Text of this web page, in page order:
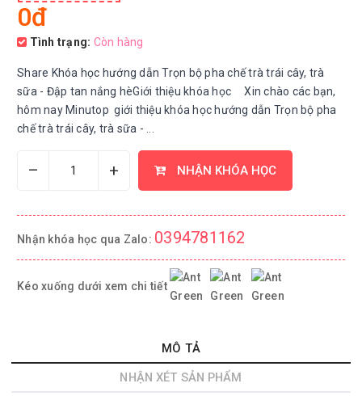
0đ
Tình trạng: Còn hàng
Share Khóa học hướng dẫn Trọn bộ pha chế trà trái cây, trà
sữa - Đập tan nắng hèGiới thiệu khóa học Xin chào các bạn,
hôm nay Minutop giới thiệu khóa học hướng dẫn Trọn bộ pha
chế trà trái cây, trà sữa - ...
– + NHẬN KHÓA HỌC
Nhận khóa học qua Zalo: 0394781162
Kéo xuống dưới xem chi tiết
MÔ TẢ
NHẬN XÉT SẢN PHẨM